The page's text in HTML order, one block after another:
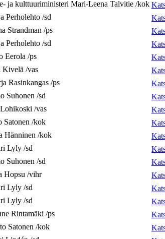
ja kulttuuriministeri Mari-Leena Talvitie /kok
Perholehto /sd
Strandman /ps
Perholehto /sd
Eerola /ps
Kivelä /vas
Rasinkangas /ps
Suhonen /sd
Lohikoski /vas
Satonen /kok
Hänninen /kok
Lyly /sd
Suhonen /sd
Hopsu /vihr
Lyly /sd
Lyly /sd
Rintamäki /ps
Satonen /kok